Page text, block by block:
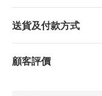
送貨及付款方式
顧客評價